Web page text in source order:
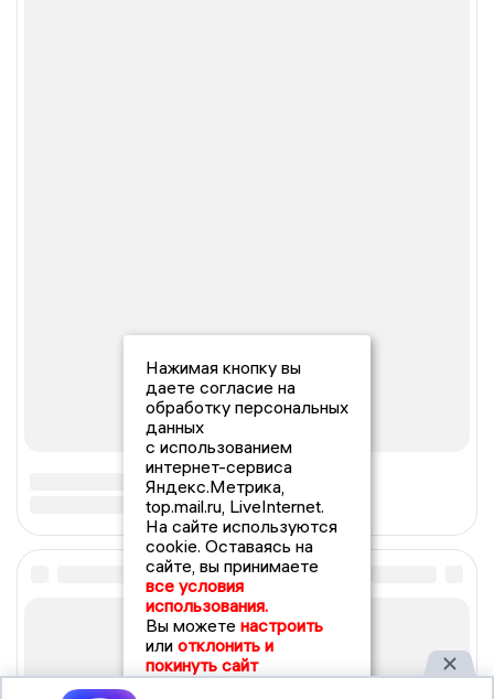
Нажимая кнопку вы
даете согласие на
обработку персональных
данных
с использованием
интернет-сервиса
Яндекс.Метрика,
top.mail.ru, LiveInternet.
На сайте используются
cookie. Оставаясь на
сайте, вы принимаете
все условия
использования.
Вы можете настроить
или отклонить и
покинуть сайт